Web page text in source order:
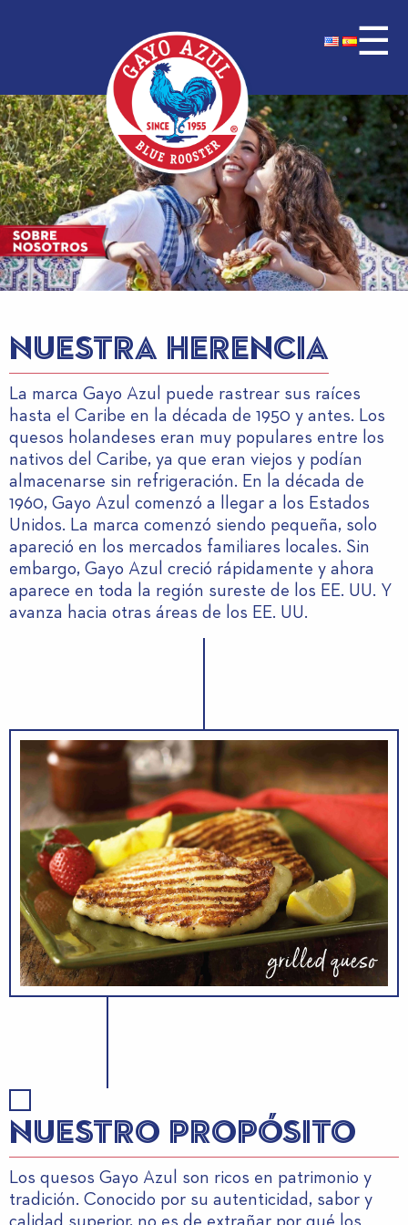
☰
NUESTRA HERENCIA
La marca Gayo Azul puede rastrear sus raíces
hasta el Caribe en la década de 1950 y antes. Los
quesos holandeses eran muy populares entre los
nativos del Caribe, ya que eran viejos y podían
almacenarse sin refrigeración. En la década de
1960, Gayo Azul comenzó a llegar a los Estados
Unidos. La marca comenzó siendo pequeña, solo
apareció en los mercados familiares locales. Sin
embargo, Gayo Azul creció rápidamente y ahora
aparece en toda la región sureste de los EE. UU. Y
avanza hacia otras áreas de los EE. UU.
NUESTRO PROPÓSITO
Los quesos Gayo Azul son ricos en patrimonio y
tradición. Conocido por su autenticidad, sabor y